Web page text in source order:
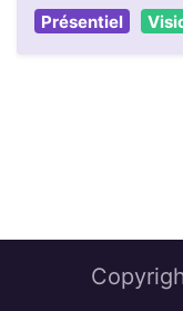
Présentiel